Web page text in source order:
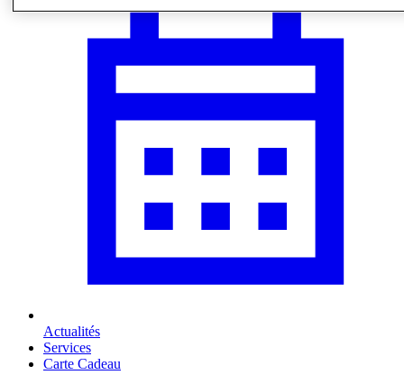
Actualités
Services
Carte Cadeau